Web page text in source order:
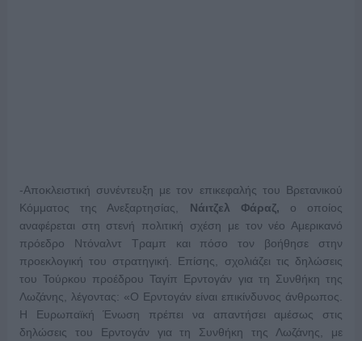
-Αποκλειστική συνέντευξη με τον επικεφαλής του Βρετανικού
Κόμματος της Ανεξαρτησίας, Νάιτζελ Φάραζ, ο οποίος
αναφέρεται στη στενή πολιτική σχέση με τον νέο Αμερικανό
πρόεδρο Ντόναλντ Τραμπ και πόσο τον βοήθησε στην
προεκλογική του στρατηγική. Επίσης, σχολιάζει τις δηλώσεις
του Τούρκου προέδρου Ταγίπ Ερντογάν για τη Συνθήκη της
Λωζάνης, λέγοντας: «Ο Ερντογάν είναι επικίνδυνος άνθρωπος.
Η Ευρωπαϊκή Ένωση πρέπει να απαντήσει αμέσως στις
δηλώσεις του Ερντογάν για τη Συνθήκη της Λωζάνης, με